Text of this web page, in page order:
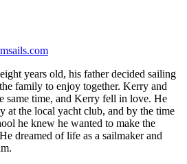
years old, his father decided sailing
family to enjoy together. Kerry and
same time, and Kerry fell in love. He
at the local yacht club, and by the time
he knew he wanted to make the
dreamed of life as a sailmaker and